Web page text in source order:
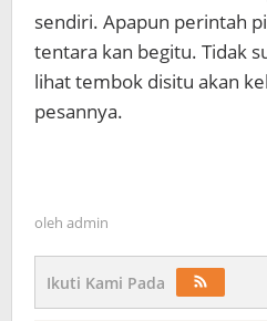
sendiri. Apapun perintah
tentara kan begitu. Tidak
lihat tembok disitu akan
pesannya.
oleh admin
Ikuti Kami Pada